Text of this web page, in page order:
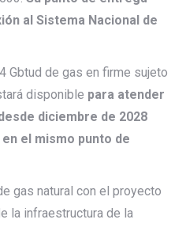
al Sistema Nacional de
Gbtud de gas en firme sujeto
disponible para atender
diciembre de 2028
el mismo punto de
gas natural con el proyecto
la infraestructura de la